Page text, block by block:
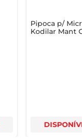
Pipoca p/
Kodilar Mant